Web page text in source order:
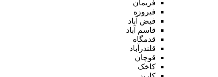
فریمان
فیروزه
فیض آباد
قاسم آباد
قدمگاه
قلندرآباد
قوچان
کاخک